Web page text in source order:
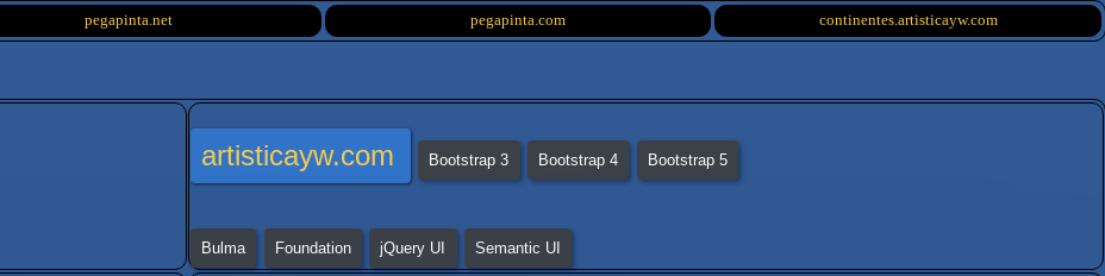
pegapinta.net pegapinta.com continentes.artisticayw.com
artisticayw.com Bootstrap 3 Bootstrap 4 Bootstrap 5
Bulma Foundation jQuery UI Semantic UI